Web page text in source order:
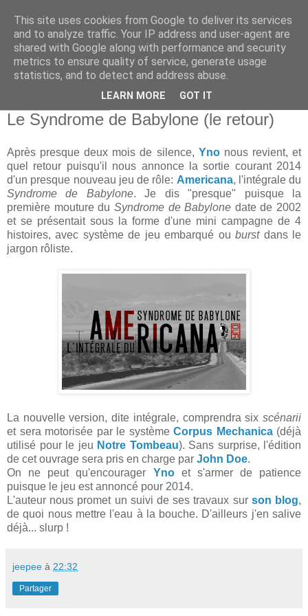
Le Syndrome de Babylone (le retour)
Après presque deux mois de silence, Ynonous revient, et
quel retour puisqu'il nous annonce la sortie courant 2014
d'un presque nouveau jeu de rôle: Americana, l'intégrale du
Syndrome de Babylone. Je dis "presque" puisque la
première mouture du Syndrome de Babylone date de 2002
et se présentait sous la forme d'une mini campagne de 4
histoires, avec système de jeu embarqué ouburstdans le
jargon rôliste.
La nouvelle version, dite intégrale, comprendra six scénarii
et sera motorisée par le système Corpus Mechanica (déjà
utilisé pour le jeu Notre Tombeau). Sans surprise, l'édition
de cet ouvrage sera pris en charge par John Doe.
On ne peut qu'encourager Ynoet s'armer de patience
puisque le jeu est annoncé pour 2014.
L'auteur nous promet un suivi de ses travaux sur son blog,
de quoi nous mettre l'eau à la bouche. D'ailleurs j'en salive
déjà... slurp !
jeepee à 22:32
Partager
This site uses cookies from Google to deliver its services
and to analyze traffic. Your IP address and user-agent are
shared with Google along with performance and security
metrics to ensure quality of service, generate usage
statistics, and to detect and address abuse.
LEARN MORE GOT IT